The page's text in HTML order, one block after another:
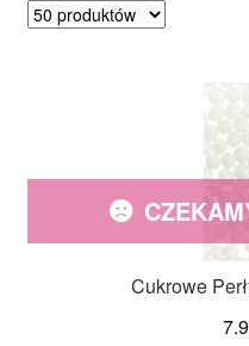
Cukrowe